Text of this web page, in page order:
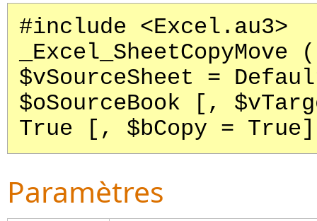
#include <Excel.au3>
$vSourceSheet =
$oSourceBook [,
True [, $bCopy =
Paramètres